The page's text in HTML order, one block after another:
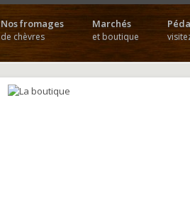
Nos fromages
de chèvres
Marchés
et boutique